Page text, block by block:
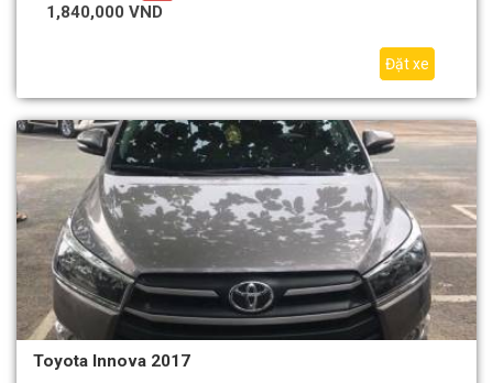
1,840,000 VND
Đặt xe
Toyota Innova 2017